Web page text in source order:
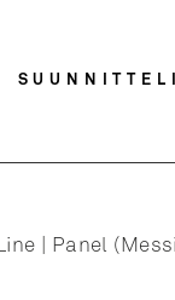
| Panel